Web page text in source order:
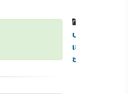
ประกาศ
เชิญ
ชวน